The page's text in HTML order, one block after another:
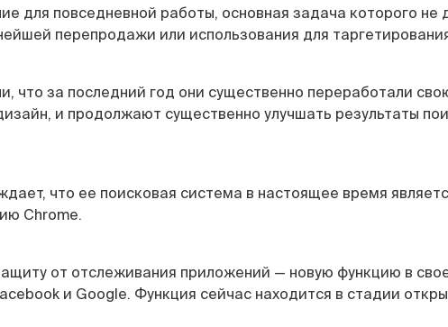
для повседневной работы, основная задача которого
перепродажи или использования для
за последний год они существенно переработали
и продолжают существенно улучшать результаты
что ее поисковая система в настоящее время
Chrome.
от отслеживания приложений — новую функцию в
и Google. Функция сейчас находится в стадии